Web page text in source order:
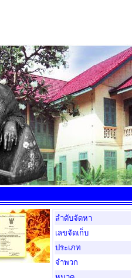
ลำดับจัดหา
เลขจัดเก็บ
ประเภท
จำพวก